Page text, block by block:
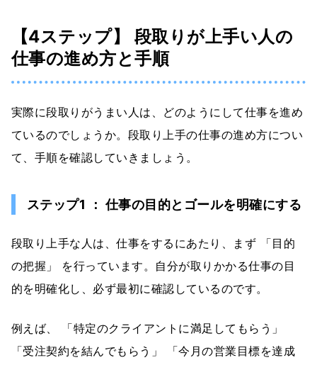
【4ステップ】 段取りが上手い人の
仕事の進め方と手順
実際に段取りがうまい人は、どのようにして仕事を進め
ているのでしょうか。段取り上手の仕事の進め方につい
て、手順を確認していきましょう。
ステップ1 ： 仕事の目的とゴールを明確にする
段取り上手な人は、仕事をするにあたり、まず 「目的
の把握」 を行っています。自分が取りかかる仕事の目
的を明確化し、必ず最初に確認しているのです。
例えば、 「特定のクライアントに満足してもらう」
「受注契約を結んでもらう」 「今月の営業目標を達成